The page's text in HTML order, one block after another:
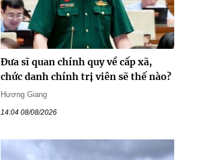
Đưa sĩ quan chính quy về cấp xã,
chức danh chính trị viên sẽ thế nào?
Hương Giang
14:04 08/08/2026